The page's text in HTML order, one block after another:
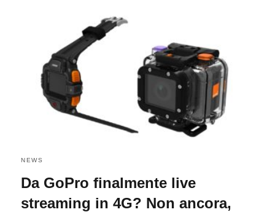
NEWS
Da GoPro finalmente live
streaming in 4G? Non ancora,